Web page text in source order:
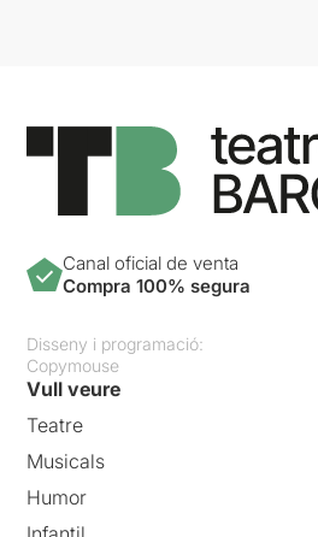
Canal oficial de venta
Compra 100% segura
Disseny i programació:
Copymouse
Vull veure
Teatre
Musicals
Humor